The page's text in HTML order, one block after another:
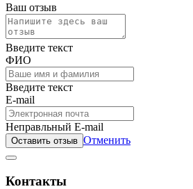
Ваш отзыв
Введите текст
ФИО
Введите текст
E-mail
Неправльный E-mail
Оставить отзыв Отменить
Контакты